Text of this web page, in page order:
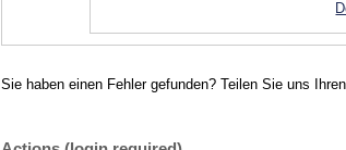
Sie haben einen Fehler gefunden? Teilen Sie uns